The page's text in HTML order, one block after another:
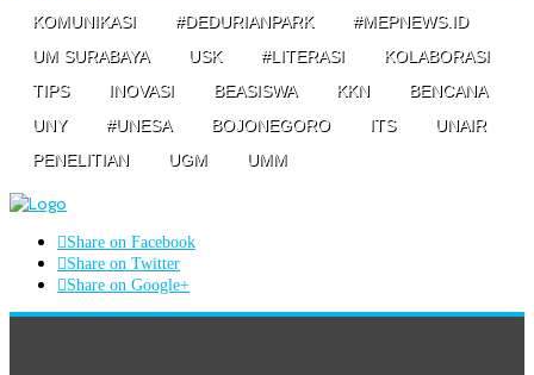
KOMUNIKASI #DEDURIANPARK
#MEPNEWS.ID
UM SURABAYA
USK #LITERASI
KOLABORASI
TIPS
INOVASI BEASISWA KKN
BENCANA
UNY
#UNESA BOJONEGORO ITS
UNAIR
PENELITIAN
UGM UMM
Share on Facebook
Share on Twitter
Share on Google+